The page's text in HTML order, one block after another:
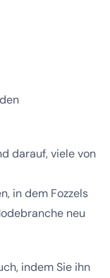
darauf, viele von
in dem Fozzels
neu
indem Sie ihn